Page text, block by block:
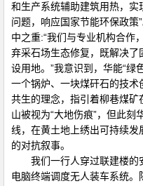
和生产系统辅助建筑用热，实
问题，响应国家节能环保政
中之重:“我们与专业机构合作
弃采石场生态修复，既解决
设用地。”我意识到，华能“绿
一个锅炉、一块煤矸石的技术
共生的理念，指引着柳巷煤
山被视为“大地伤痕”，但此刻
线，在黄土地上绣出可持续发
的对抗叙事。
我们一行人穿过联建楼的
电脑终端调度无人装车系统